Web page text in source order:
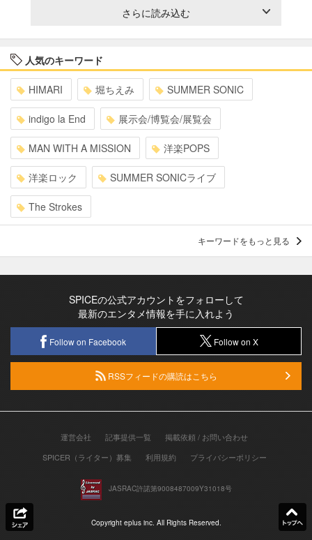
さらに読み込む
人気のキーワード
HIMARI 堀ちえみ SUMMER SONIC
indigo la End 展示会/博覧会/展覧会
MAN WITH A MISSION 洋楽POPS
洋楽ロック SUMMER SONICライブ
The Strokes
キーワードをもっと見る
SPICEの公式アカウントをフォローして
最新のエンタメ情報を手に入れよう
Follow on Facebook Follow on X
RSSフィードの購読はこちら
運営会社 記事提供一覧
掲載依頼 / お問い合わせ
SPICER（ライター）募集
利用規約 プライバシーポリシー
JASRAC許諾第9008487009Y31018号
Copyright eplus inc. All Rights Reserved.